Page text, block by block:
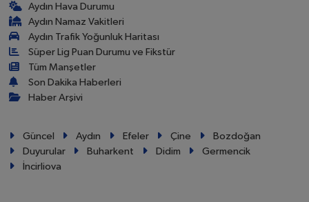
Aydın Hava Durumu
Aydın Namaz Vakitleri
Aydın Trafik Yoğunluk Haritası
Süper Lig Puan Durumu ve Fikstür
Tüm Manşetler
Son Dakika Haberleri
Haber Arşivi
Güncel Aydın Efeler Çine
Bozdoğan
Duyurular
Buharkent Didim
Germencik
İncirliova